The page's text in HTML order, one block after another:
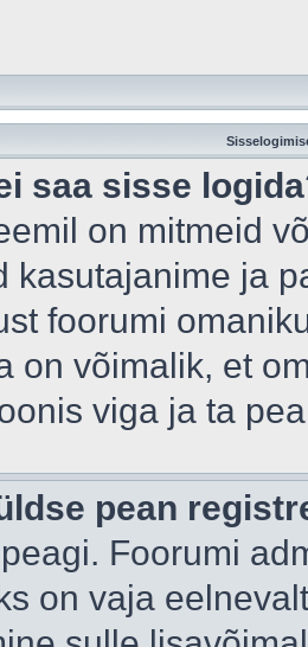
saa sisse
on mitmeid
kasutajanime ja
foorumi
on võimalik, et
viga ja ta
pean
Foorumi
on vaja